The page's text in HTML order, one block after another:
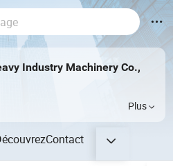
Industry Machinery Co.,
Plus
Contact